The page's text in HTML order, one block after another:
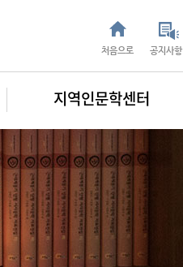
공지사항
처음으로
지역인문학센터